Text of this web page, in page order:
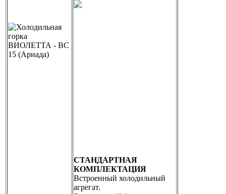
СТАНДАРТНАЯ
КОМПЛЕКТАЦИЯ
Встроенный холодильный
агрегат.